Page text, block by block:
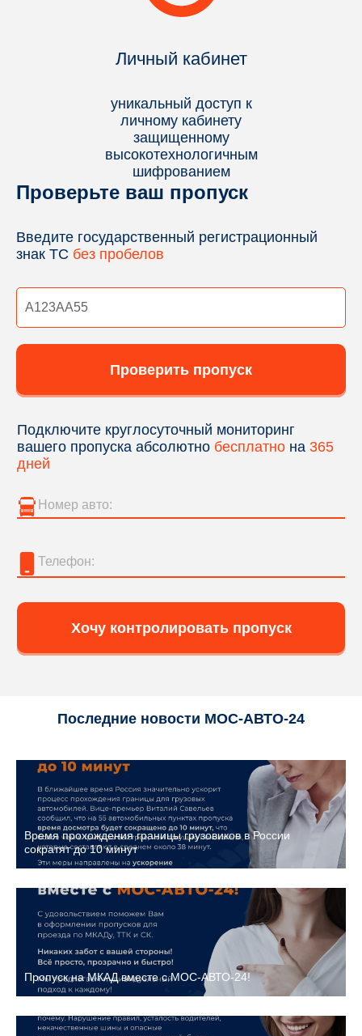
Личный кабинет
уникальный доступ к
личному кабинету
защищенному
высокотехнологичным
шифрованием
Проверьте ваш пропуск
Введите государственный регистрационный
знак ТС без пробелов
Проверить пропуск
Подключите круглосуточный мониторинг
вашего пропуска абсолютно бесплатно на 365
дней
Хочу контролировать пропуск
Последние новости МОС-АВТО-24
Время прохождения границы грузовиков в России
сократят до 10 минут
Пропуск на МКАД вместе с МОС-АВТО-24!